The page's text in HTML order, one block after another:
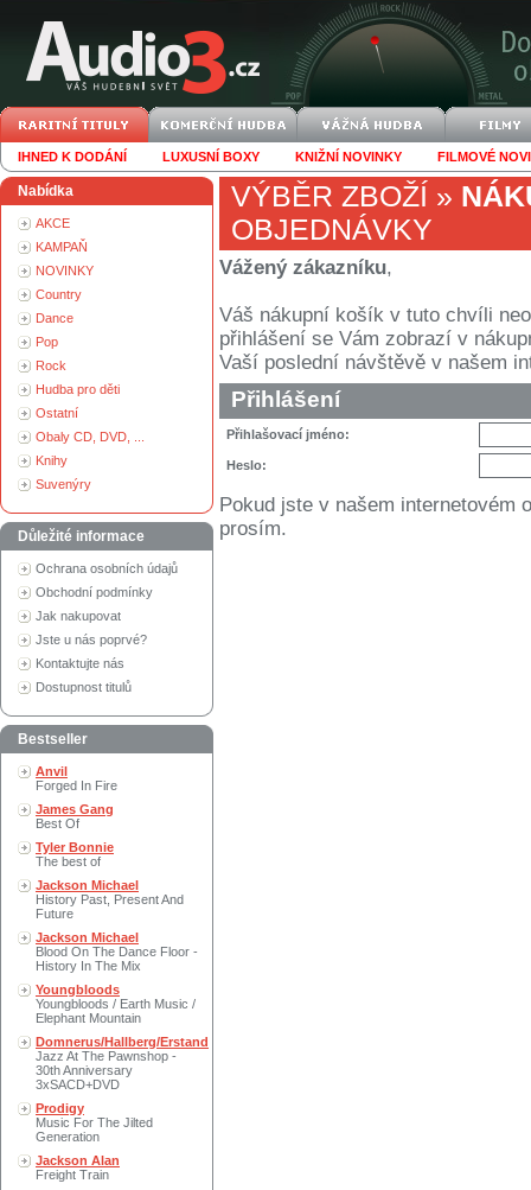
IHNED K DODÁNÍ LUXUSNÍ BOXY KNIŽNÍ NOVINKY FILMOVÉ
Nabídka
AKCE
KAMPAŇ
NOVINKY
Country
Dance
Pop
Rock
Hudba pro děti
Ostatní
Obaly CD, DVD, ...
Knihy
Suvenýry
Důležité informace
Ochrana osobních údajů
Obchodní podmínky
Jak nakupovat
Jste u nás poprvé?
Kontaktujte nás
Dostupnost titulů
Bestseller
Anvil
Forged In Fire
James Gang
Best Of
Tyler Bonnie
The best of
Jackson Michael
History Past, Present And
Future
Jackson Michael
Blood On The Dance Floor -
History In The Mix
Youngbloods
Youngbloods / Earth Music /
Elephant Mountain
Domnerus/Hallberg/Erstand
Jazz At The Pawnshop -
30th Anniversary
3xSACD+DVD
Prodigy
Music For The Jilted
Generation
Jackson Alan
Freight Train
VÝBĚR ZBOŽÍ »
OBJEDNÁVKY
Vážený zákazníku,
Váš nákupní košík v tuto chvíli
přihlášení se Vám zobrazí v
Vaší poslední návštěvě v našem
Přihlášení
Přihlašovací jméno:
Heslo:
Pokud jste v našem internetovém
prosím.